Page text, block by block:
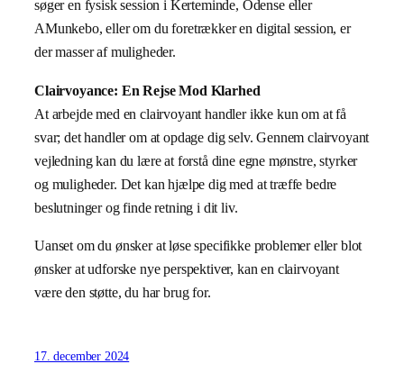
søger en fysisk session i Kerteminde, Odense eller
AMunkebo, eller om du foretrækker en digital session, er
der masser af muligheder.
Clairvoyance: En Rejse Mod Klarhed
At arbejde med en clairvoyant handler ikke kun om at få
svar; det handler om at opdage dig selv. Gennem clairvoyant
vejledning kan du lære at forstå dine egne mønstre, styrker
og muligheder. Det kan hjælpe dig med at træffe bedre
beslutninger og finde retning i dit liv.
Uanset om du ønsker at løse specifikke problemer eller blot
ønsker at udforske nye perspektiver, kan en clairvoyant
være den støtte, du har brug for.
17. december 2024